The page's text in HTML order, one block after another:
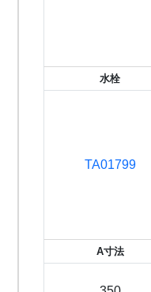
水栓
TA01799
A寸法